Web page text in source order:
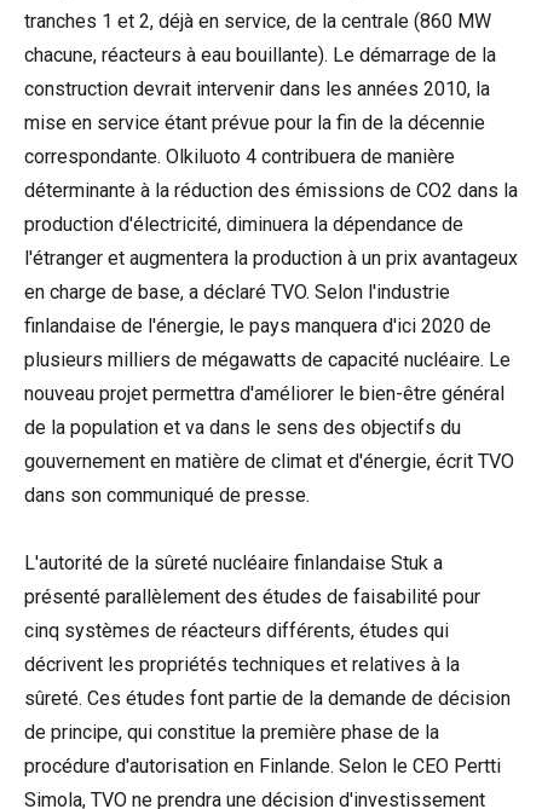
tranches 1 et 2, déjà en service, de la centrale (860 MW
chacune, réacteurs à eau bouillante). Le démarrage de la
construction devrait intervenir dans les années 2010, la
mise en service étant prévue pour la fin de la décennie
correspondante. Olkiluoto 4 contribuera de manière
déterminante à la réduction des émissions de CO2 dans la
production d'électricité, diminuera la dépendance de
l'étranger et augmentera la production à un prix avantageux
en charge de base, a déclaré TVO. Selon l'industrie
finlandaise de l'énergie, le pays manquera d'ici 2020 de
plusieurs milliers de mégawatts de capacité nucléaire. Le
nouveau projet permettra d'améliorer le bien-être général
de la population et va dans le sens des objectifs du
gouvernement en matière de climat et d'énergie, écrit TVO
dans son communiqué de presse.
L'autorité de la sûreté nucléaire finlandaise Stuk a
présenté parallèlement des études de faisabilité pour
cinq systèmes de réacteurs différents, études qui
décrivent les propriétés techniques et relatives à la
sûreté. Ces études font partie de la demande de décision
de principe, qui constitue la première phase de la
procédure d'autorisation en Finlande. Selon le CEO Pertti
Simola, TVO ne prendra une décision d'investissement